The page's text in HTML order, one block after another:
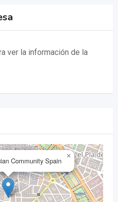
ver la información de la
Community Spain
×